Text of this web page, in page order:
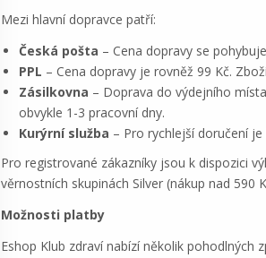
Mezi hlavní dopravce patří:
Česká pošta – Cena dopravy se
PPL – Cena dopravy je rovněž 99 Kč.
Zásilkovna – Doprava do výdejního
obvykle 1-3 pracovní dny.
Kurýrní služba – Pro rychlejší doručení
Pro registrované zákazníky jsou k dispozici
věrnostních skupinách Silver (nákup nad 590
Možnosti platby
Eshop Klub zdraví nabízí několik